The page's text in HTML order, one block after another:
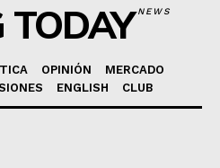
NEWS
OPINIÓN
MERCADO
ENGLISH CLUB